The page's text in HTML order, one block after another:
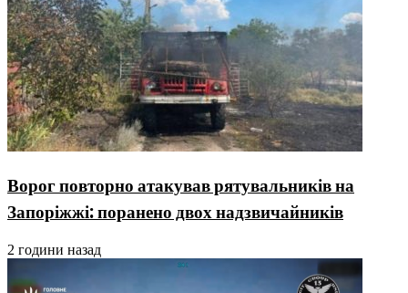
Ворог повторно атакував рятувальників на
Запоріжжі: поранено двох надзвичайників
2 години назад